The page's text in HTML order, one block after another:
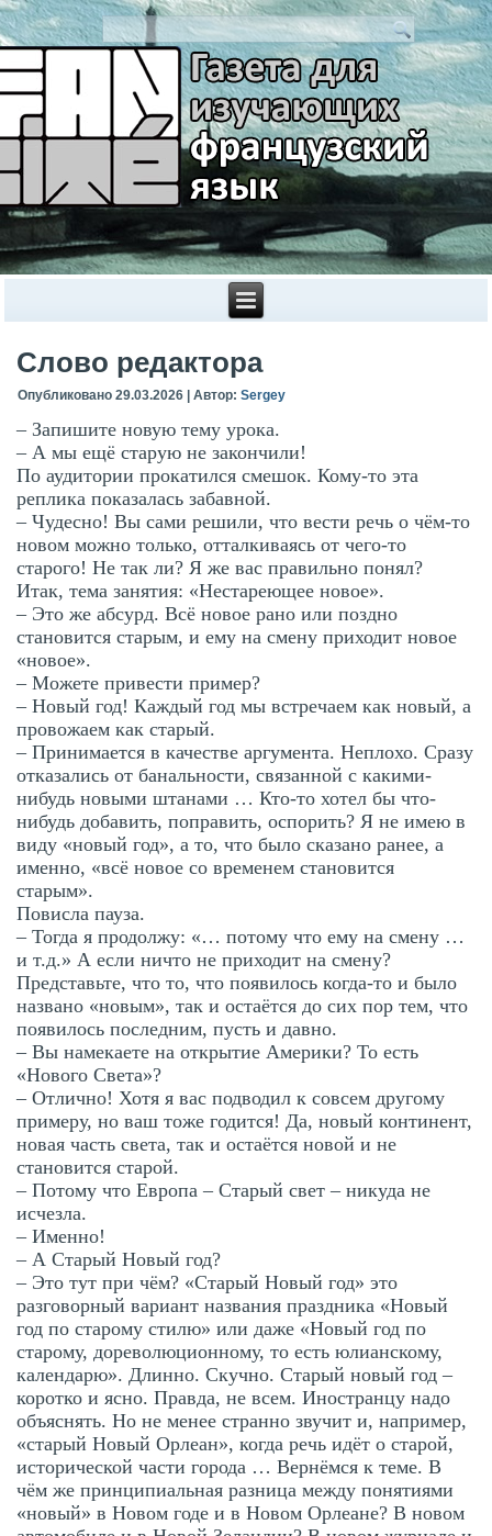
Слово редактора
Опубликовано 29.03.2026 |Автор: Sergey
– Запишите новую тему урока.
– А мы ещё старую не закончили!
По аудитории прокатился смешок. Кому-то эта
реплика показалась забавной.
– Чудесно! Вы сами решили, что вести речь о чём-то
новом можно только, отталкиваясь от чего-то
старого! Не так ли? Я же вас правильно понял?
Итак, тема занятия: «Нестареющее новое».
– Это же абсурд. Всё новое рано или поздно
становится старым, и ему на смену приходит новое
«новое».
– Можете привести пример?
– Новый год! Каждый год мы встречаем как новый, а
провожаем как старый.
– Принимается в качестве аргумента. Неплохо. Сразу
отказались от банальности, связанной с какими-
нибудь новыми штанами … Кто-то хотел бы что-
нибудь добавить, поправить, оспорить? Я не имею в
виду «новый год», а то, что было сказано ранее, а
именно, «всё новое со временем становится
старым».
Повисла пауза.
– Тогда я продолжу: «… потому что ему на смену …
и т.д.» А если ничто не приходит на смену?
Представьте, что то, что появилось когда-то и было
названо «новым», так и остаётся до сих пор тем, что
появилось последним, пусть и давно.
– Вы намекаете на открытие Америки? То есть
«Нового Света»?
– Отлично! Хотя я вас подводил к совсем другому
примеру, но ваш тоже годится! Да, новый континент,
новая часть света, так и остаётся новой и не
становится старой.
– Потому что Европа – Старый свет – никуда не
исчезла.
– Именно!
– А Старый Новый год?
– Это тут при чём? «Старый Новый год» это
разговорный вариант названия праздника «Новый
год по старому стилю» или даже «Новый год по
старому, дореволюционному, то есть юлианскому,
календарю». Длинно. Скучно. Старый новый год –
коротко и ясно. Правда, не всем. Иностранцу надо
объяснять. Но не менее странно звучит и, например,
«старый Новый Орлеан», когда речь идёт о старой,
исторической части города … Вернёмся к теме. В
чём же принципиальная разница между понятиями
«новый» в Новом годе и в Новом Орлеане? В новом